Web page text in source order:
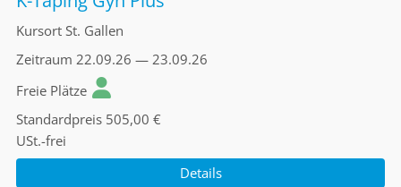
Kursort St. Gallen
Zeitraum 22.09.26 — 23.09.26
Freie Plätze
Standardpreis 505,00 €
USt.-frei
Details